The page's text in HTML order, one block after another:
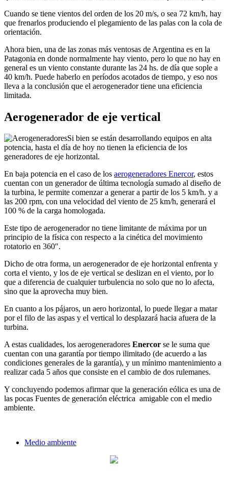
Cuando se tiene vientos del orden de los 20 m/s, o sea 72 km/h, hay
que frenarlos produciendo el plegamiento de las palas con la cola de
orientación.
Ahora bien, una de las zonas más ventosas de Argentina es en la
Patagonia en donde normalmente hay viento, pero lo que no hay en
general es un viento constante durante las 24 hs. de día que sople a
40 km/h. Puede haberlo en períodos acotados de tiempo, y eso nos
lleva a la conclusión que el aerogenerador tiene una eficiencia
limitada.
Aerogenerador de eje vertical
Si bien se están desarrollando equipos en alta
potencia, hasta el día de hoy no tienen la eficiencia de los
generadores de eje horizontal.
En baja potencia en el caso de los aerogeneradores Enercor, estos
cuentan con un generador de última tecnología sumado al diseño de
la turbina, le permite comenzar a generar a partir de los 5 km/h. y a
las 200 rpm, con una velocidad del viento de 25 km/h, generará el
100 % de la carga homologada.
Este tipo de aerogenerador no tiene limitante de máxima por un
principio de la física con respecto a la cinética del movimiento
rotatorio en 360″.
Dicho de otra forma, un aerogenerador de eje horizontal enfrenta y
corta el viento, y los de eje vertical se deslizan en el viento, por lo
que a diferencia de cualquier turbulencia no solo que no lo afecta,
sino que la aprovecha muy bien.
En cuanto a los pájaros, un aero horizontal, lo puede llegar a matar
por el filo de las aspas y el vertical lo desplazará hacia afuera de la
turbina.
A estas cualidades, los aerogeneradores Enercor se le suma que
cuentan con una garantía por tiempo ilimitado (de acuerdo a las
condiciones generales de la garantía), y un mínimo mantenimiento a
realizar cada 5 años que consiste en el cambio de dos rulemanes.
Y concluyendo podemos afirmar que la generación eólica es una de
las pocas Fuentes de generación eléctrica amigable con el medio
ambiente.
Medio ambiente